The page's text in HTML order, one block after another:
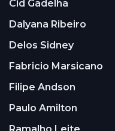
Cid Gadelha
Dalyana Ribeiro
Delos Sidney
Fabricio Marsicano
Filipe Andson
Paulo Amilton